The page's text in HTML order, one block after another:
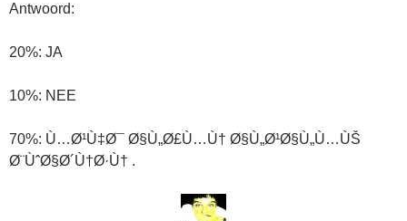
Antwoord:
20%: JA
10%: NEE
70%: Ù…Ø¹Ù‡Ø¯ Ø§Ù„Ø£Ù…Ù† Ø§Ù„Ø¹Ø§Ù„Ù…ÙŠ
Ø¨ÙˆØ§Ø´Ù†Ø·Ù† .